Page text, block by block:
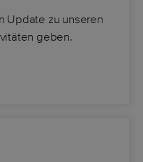
Update zu unseren
geben.